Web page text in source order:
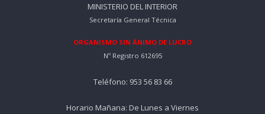
MINISTERIO DEL INTERIOR
Secretaría General Técnica
ORGANISMO SIN ÁNIMO DE LUCRO
Nº Registro 612695
Teléfono: 953 56 83 66
Horario Mañana: De Lunes a Viernes